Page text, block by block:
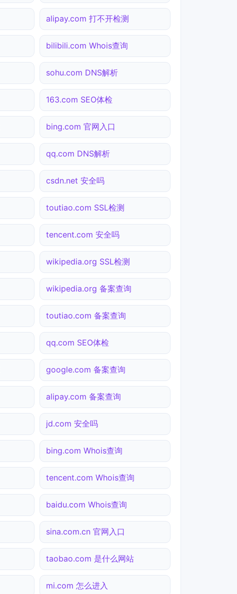
alipay.com 打不开检测
bilibili.com Whois查询
sohu.com DNS解析
163.com SEO体检
bing.com 官网入口
qq.com DNS解析
csdn.net 安全吗
toutiao.com SSL检测
tencent.com 安全吗
wikipedia.org SSL检测
wikipedia.org 备案查询
toutiao.com 备案查询
qq.com SEO体检
google.com 备案查询
alipay.com 备案查询
jd.com 安全吗
bing.com Whois查询
tencent.com Whois查询
baidu.com Whois查询
sina.com.cn 官网入口
taobao.com 是什么网站
mi.com 怎么进入